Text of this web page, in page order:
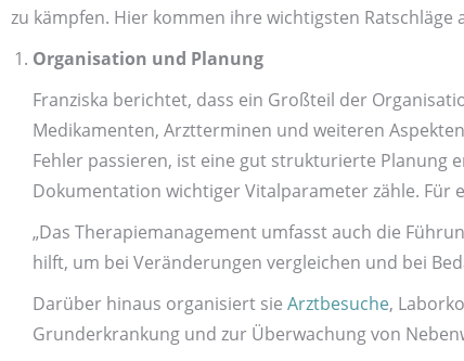
zu kämpfen. Hier kommen ihre wichtigsten
Organisation und Planung
Franziska berichtet, dass ein Großteil der
Medikamenten, Arzt­terminen und weiteren
Fehler passieren, ist eine gut strukturierte Planung
Dokumentation wichtiger Vital­parameter zähle. Für
„Das Therapie­management umfasst auch die
hilft, um bei Veränderungen vergleichen und bei
Darüber hinaus organisiert sie Arztbesuche,
Grund­erkrankung und zur Überwachung von